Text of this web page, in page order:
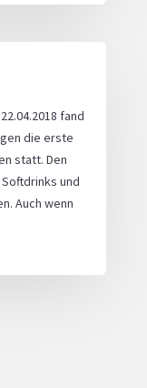
fand
die erste
statt. Den
und
Auch wenn